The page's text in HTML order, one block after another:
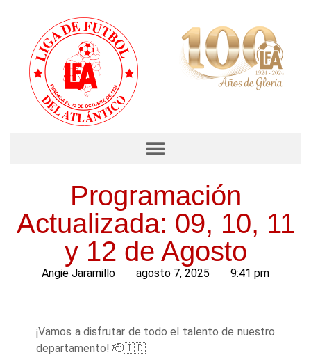
Programación
Actualizada: 09, 10, 11
y 12 de Agosto
Angie Jaramillo agosto 7, 2025 9:41 pm
¡Vamos a disfrutar de todo el talento de nuestro
departamento! 🫡🇮🇩